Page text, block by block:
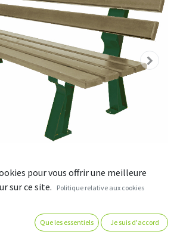
- bois autoclave -
cm
pour vous offrir une meilleure
sur ce site.
Politique relative aux cookies
Que les essentiels Je suis d'accord